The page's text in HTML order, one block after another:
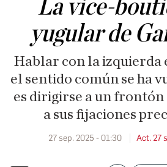
La vice-
yugular de
Hablar con la izquierda
el sentido común se ha
es dirigirse a un
a sus fijaciones
27 sep. 2025 - 01:30 Act. 27